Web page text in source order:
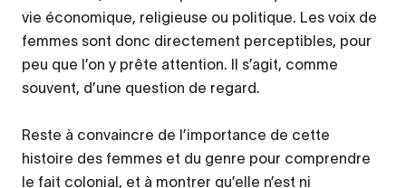
vie économique, religieuse ou politique. Les voix de
femmes sont donc directement perceptibles, pour
peu que l’on y prête attention. Il s’agit, comme
souvent, d’une question de regard.
Reste à convaincre de l’importance de cette
histoire des femmes et du genre pour comprendre
le fait colonial, et à montrer qu’elle n’est ni